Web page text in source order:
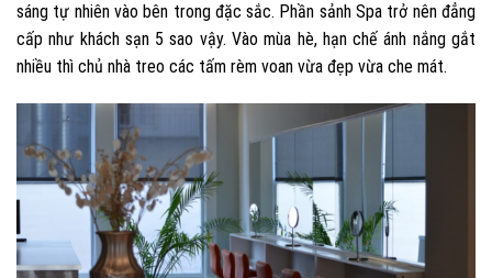
sáng tự nhiên vào bên trong đặc sắc. Phần sảnh Spa trở nên đẳng
cấp như khách sạn 5 sao vậy. Vào mùa hè, hạn chế ánh nắng gắt
nhiều thì chủ nhà treo các tấm rèm voan vừa đẹp vừa che mát.